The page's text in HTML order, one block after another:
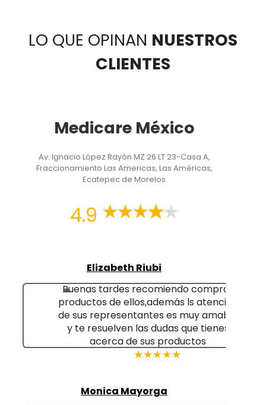
LO QUE OPINAN NUESTROS
CLIENTES
Medicare México
Av. Ignacio López Rayón MZ 26 LT 23-Casa A,
Fraccionamiento Las Americas, Las Américas,
Ecatepec de Morelos
4.9
Elizabeth Riubi
Buenas tardes recomiendo comprar
productos de ellos,además ls atención
de sus representantes es muy amable
y te resuelven las dudas que tienes
acerca de sus productos
★★★★★
Monica Mayorga